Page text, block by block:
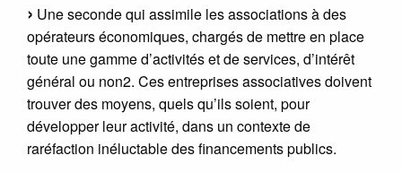
Une seconde qui assimile les associations à des
opérateurs économiques, chargés de mettre en place
toute une gamme d’activités et de services, d’intérêt
général ou non2. Ces entreprises associatives doivent
trouver des moyens, quels qu’ils soient, pour
développer leur activité, dans un contexte de
raréfaction inéluctable des financements publics.